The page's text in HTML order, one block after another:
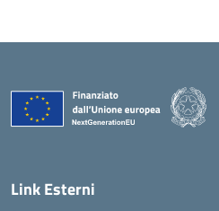
Link Esterni